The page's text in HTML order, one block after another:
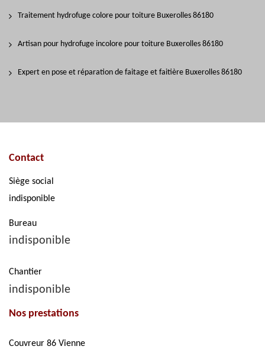
Traitement hydrofuge colore pour toiture Buxerolles 86180
Artisan pour hydrofuge incolore pour toiture Buxerolles 86180
Expert en pose et réparation de faitage et faitière Buxerolles 86180
Contact
Siège social
indisponible
Bureau
indisponible
Chantier
indisponible
Nos prestations
Couvreur 86 Vienne